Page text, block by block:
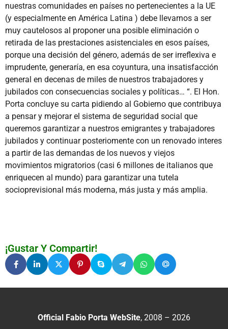
nuestras comunidades en países no pertenecientes a la UE
(y especialmente en América Latina ) debe llevarnos a ser
muy cautelosos al proponer una posible eliminación o
retirada de las prestaciones asistenciales en esos países,
porque una decisión del género, además de ser irreflexiva e
imprudente, generaría, en esa coyuntura, una insatisfacción
general en decenas de miles de nuestros trabajadores y
jubilados con consecuencias sociales y políticas… “. El Hon.
Porta concluye su carta pidiendo al Gobierno que contribuya
a pensar y mejorar el sistema de seguridad social que
queremos garantizar a nuestros emigrantes y trabajadores
jubilados y continuar posteriomente con un renovado interes
a partir de las demandas de los nuevos y viejos
movimientos migratorios (casi 6 millones de italianos que
enriquecen al mundo) para garantizar una tutela
socioprevisional más moderna, más justa y más amplia.
¡Gustar Y Compartir!
Official Fabio Porta WebSite, 2008 – 2026